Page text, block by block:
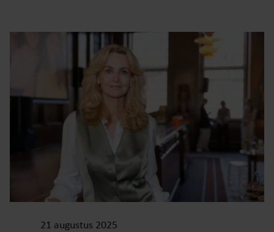
21 augustus 2025